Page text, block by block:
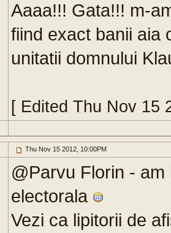
Aaaa!!! Gata!!! m-
fiind exact banii aia
unitatii domnului
[ Edited Thu Nov 15
Thu Nov 15 2012, 10:00PM
@Parvu Florin -
electorala
Vezi ca lipitorii de